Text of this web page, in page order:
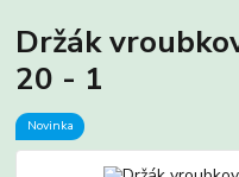
Držák
20 - 1
Novinka